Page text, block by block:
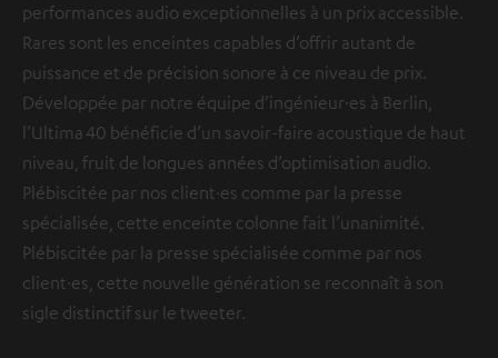
performances audio exceptionnelles à un prix accessible.
Rares sont les enceintes capables d’offrir autant de
puissance et de précision sonore à ce niveau de prix.
Développée par notre équipe d’ingénieur·es à Berlin,
l’Ultima 40 bénéficie d’un savoir-faire acoustique de haut
niveau, fruit de longues années d’optimisation audio.
Plébiscitée par nos client·es comme par la presse
spécialisée, cette enceinte colonne fait l’unanimité.
Plébiscitée par la presse spécialisée comme par nos
client·es, cette nouvelle génération se reconnaît à son
sigle distinctif sur le tweeter.